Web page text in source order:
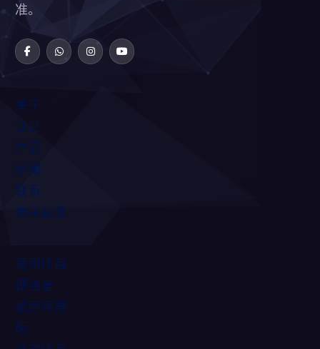
准。
关于
认证
产品
新闻
联系
电子目录
寿司托盘
便当盒
蛤壳容器
碗